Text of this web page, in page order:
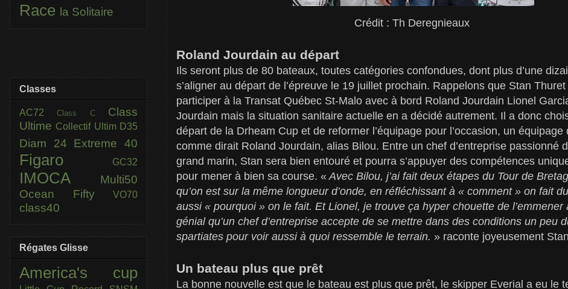
Crédit : Th Deregnieaux
Roland Jourdain au départ
Ils seront plus de 80 bateaux, toutes catégories confondues, dont plus d’une
s’aligner au départ de l’épreuve le 19 juillet prochain. Rappelons que Stan
participer à la Transat Québec St-Malo avec à bord Roland Jourdain Lionel
Jourdain mais la situation sanitaire actuelle en a décidé autrement. Il a donc
départ de la Drheam Cup et de reformer l’équipage pour l’occasion, un équipage
comme dirait Roland Jourdain, alias Bilou. Entre un chef d’entreprise passionné
grand marin, Stan sera bien entouré et pourra s’appuyer des compétences
pour mener à bien sa course. « Avec Bilou, j’ai fait deux étapes du Tour de
qu’on est sur la même longueur d’onde, en réfléchissant à « comment » on fait
aussi « pourquoi » on le fait. Et Lionel, je trouve ça hyper chouette de l’emmener
génial qu’un chef d’entreprise accepte de se mettre dans des conditions un peu
spartiates pour voir aussi à quoi ressemble le terrain. » raconte joyeusement
Un bateau plus que prêt
La bonne nouvelle est que le bateau est plus que prêt, le skipper Everial a eu le
Race la Solitaire
Classes
AC72Class C Class
Ultime Collectif Ultim D35
Diam 24 Extreme 40
Figaro GC32
IMOCA
Multi50
Ocean Fifty
VO70
class40
Régates Glisse
America's cup